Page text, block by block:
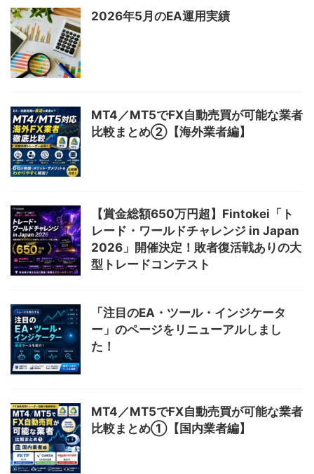
2026年5月のEA運用実績
MT4／MT5でFX自動売買が可能な業者
比較まとめ②【海外業者編】
【賞金総額650万円超】Fintokei「ト
レード・ワールドチャレンジ in Japan
2026」開催決定！敗者復活戦ありの大
型トレードコンテスト
「注目のEA・ツール・インジケータ
ー」のページをリニューアルしまし
た！
MT4／MT5でFX自動売買が可能な業者
比較まとめ①【国内業者編】